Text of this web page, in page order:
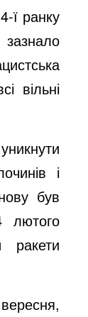
ї ранку
вільні
і
був
лютого